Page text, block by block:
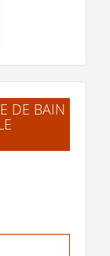
-
DE BAIN